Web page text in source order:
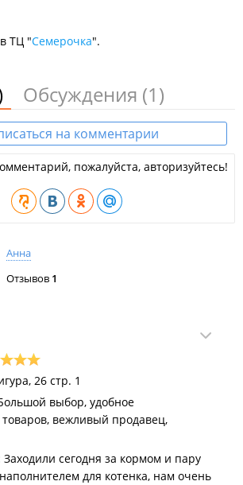
ТЦ "Семерочка".
Обсуждения (1)
на комментарии
пожалуйста, авторизуйтесь!
Анна
Отзывов 1
26 стр. 1
выбор, удобное
вежливый продавец,
Заходили сегодня за кормом и пару
для котенка, нам очень